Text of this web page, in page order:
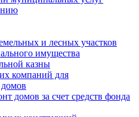
и лесных участков
имущества
казны
компаний для
домов за счет средств фонда